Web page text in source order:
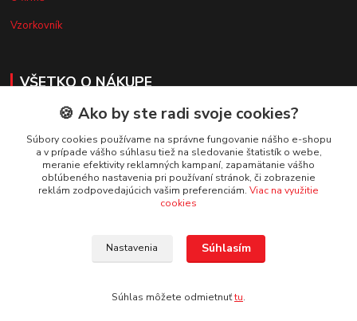
Vzorkovník
VŠETKO O NÁKUPE
Doprava a platba
Obchodné podmienky
Reklamačný poriadok
Ochrana osobných údajov
🍪 Ako by ste radi svoje cookies?
Súbory cookies používame na správne fungovanie nášho e-shopu
a v prípade vášho súhlasu tiež na sledovanie štatistík o webe,
meranie efektivity reklamných kampaní, zapamätanie vášho
obľúbeného nastavenia pri používaní stránok, či zobrazenie
reklám zodpovedajúcich vašim preferenciám. Viac na využitie
cookies
Nastavenia Súhlasím
Súhlas môžete odmietnuťtu.